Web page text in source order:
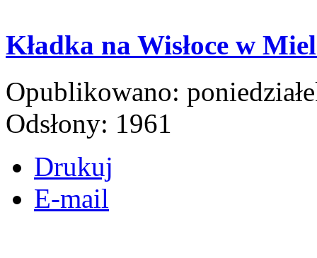
Kładka na Wisłoce w
Opublikowano:
Odsłony: 1961
Drukuj
E-mail